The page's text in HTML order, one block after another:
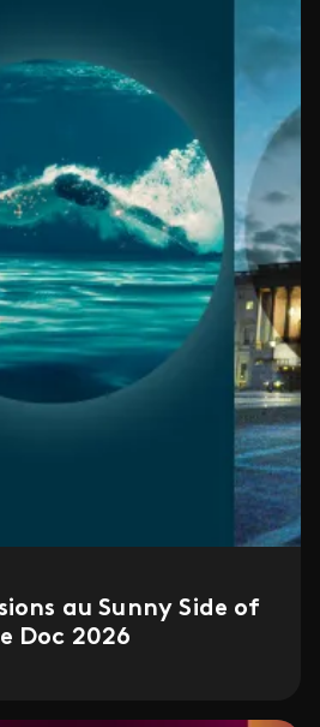
au Sunny Side of
Doc 2026